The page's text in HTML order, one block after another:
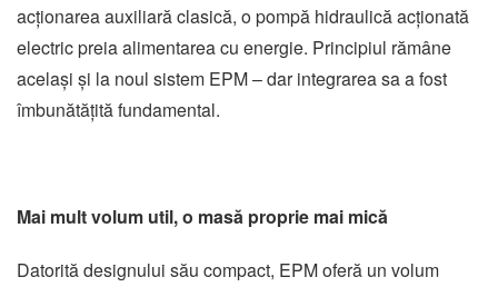
acționarea auxiliară clasică, o pompă hidraulică acționată
electric preia alimentarea cu energie. Principiul rămâne
același și la noul sistem EPM – dar integrarea sa a fost
îmbunătățită fundamental.
Mai mult volum util, o masă proprie mai mică
Datorită designului său compact, EPM oferă un volum